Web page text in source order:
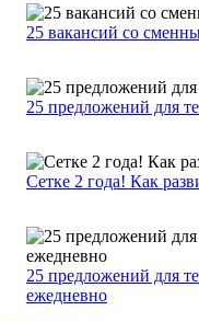
25 вакансий со
25 предложений для
Сетке 2 года! Как
25 предложений для
ежедневно